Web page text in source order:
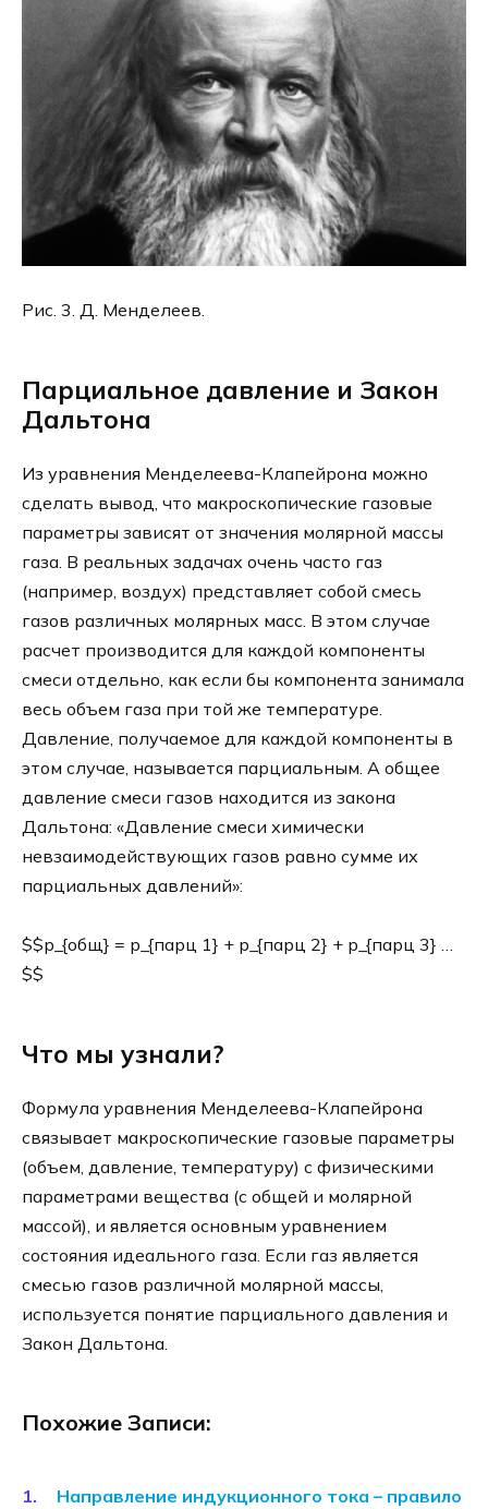
Рис. 3. Д. Менделеев.
Парциальное давление и Закон
Дальтона
Из уравнения Менделеева-Клапейрона можно
сделать вывод, что макроскопические газовые
параметры зависят от значения молярной массы
газа. В реальных задачах очень часто газ
(например, воздух) представляет собой смесь
газов различных молярных масс. В этом случае
расчет производится для каждой компоненты
смеси отдельно, как если бы компонента занимала
весь объем газа при той же температуре.
Давление, получаемое для каждой компоненты в
этом случае, называется парциальным. А общее
давление смеси газов находится из закона
Дальтона: «Давление смеси химически
невзаимодействующих газов равно сумме их
парциальных давлений»:
$$p_{общ} = p_{парц 1} + p_{парц 2} + p_{парц 3} …
$$
Что мы узнали?
Формула уравнения Менделеева-Клапейрона
связывает макроскопические газовые параметры
(объем, давление, температуру) с физическими
параметрами вещества (с общей и молярной
массой), и является основным уравнением
состояния идеального газа. Если газ является
смесью газов различной молярной массы,
используется понятие парциального давления и
Закон Дальтона.
Похожие Записи:
Направление индукционного тока – правило